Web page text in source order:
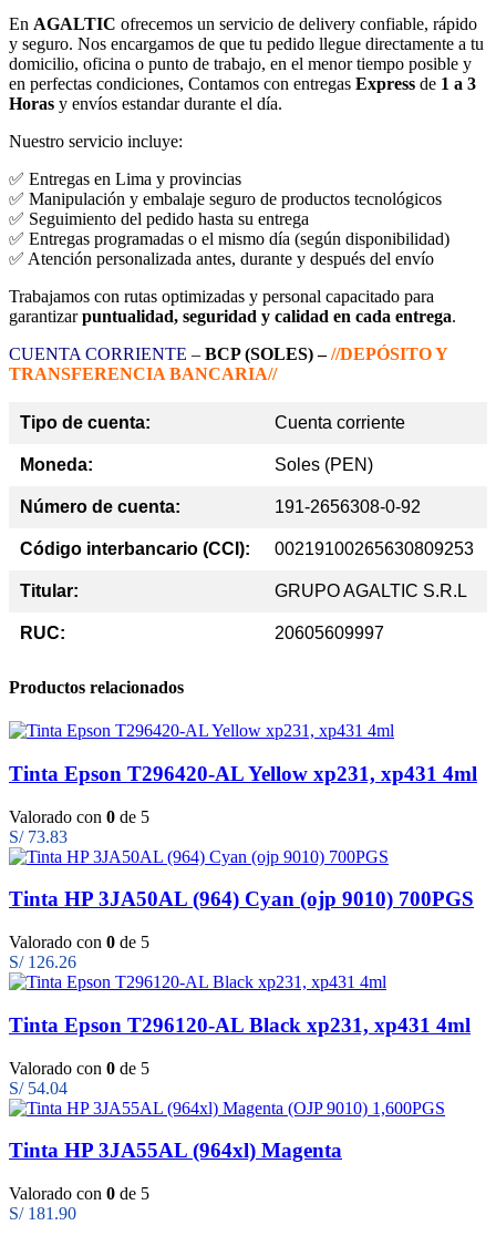
En AGALTIC ofrecemos un servicio de delivery confiable, rápido
y seguro. Nos encargamos de que tu pedido llegue directamente a tu
domicilio, oficina o punto de trabajo, en el menor tiempo posible y
en perfectas condiciones, Contamos con entregas Express de 1 a 3
Horas y envíos estandar durante el día.
Nuestro servicio incluye:
✅ Entregas en Lima y provincias
✅ Manipulación y embalaje seguro de productos tecnológicos
✅ Seguimiento del pedido hasta su entrega
✅ Entregas programadas o el mismo día (según disponibilidad)
✅ Atención personalizada antes, durante y después del envío
Trabajamos con rutas optimizadas y personal capacitado para
garantizarpuntualidad, seguridad y calidad en cada entrega.
CUENTA CORRIENTE – BCP (SOLES) –//DEPÓSITO Y
TRANSFERENCIA BANCARIA//
Tipo de cuenta: Cuenta corriente
Moneda: Soles (PEN)
Número de cuenta: 191-2656308-0-92
Código interbancario (CCI): 00219100265630809253
Titular: GRUPO AGALTIC S.R.L
RUC: 20605609997
Productos relacionados
Tinta Epson T296420-AL Yellow xp231, xp431 4ml
Valorado con 0 de 5
S/73.83
Tinta HP 3JA50AL (964) Cyan (ojp 9010) 700PGS
Valorado con 0 de 5
S/126.26
Tinta Epson T296120-AL Black xp231, xp431 4ml
Valorado con 0 de 5
S/54.04
Tinta HP 3JA55AL (964xl) Magenta
Valorado con 0 de 5
S/181.90